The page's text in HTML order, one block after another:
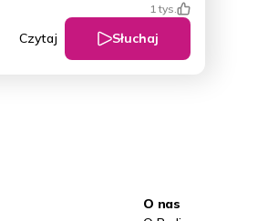
1 tys.
Słuchaj
Czytaj
O nas